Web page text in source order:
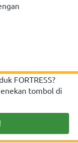
FORTRESS?
tombol di